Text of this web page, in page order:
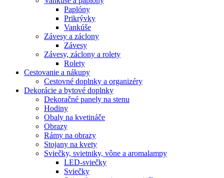
Paplóny
Prikrývky
Vankúše
Závesy a záclony
Závesy
Závesy, záclony a rolety
Rolety
Cestovanie a nákupy
Cestovné doplnky a organizéry
Dekorácie a bytové doplnky
Dekoračné panely na stenu
Hodiny
Obaly na kvetináče
Obrazy
Rámy na obrazy
Stojany na kvety
Sviečky, svietniky, vône a aromalampy
LED-sviečky
Sviečky